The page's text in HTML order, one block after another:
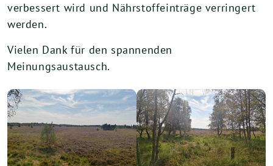
verbessert wird und Nährstoffeinträge verringert
werden.
Vielen Dank für den spannenden
Meinungsaustausch.